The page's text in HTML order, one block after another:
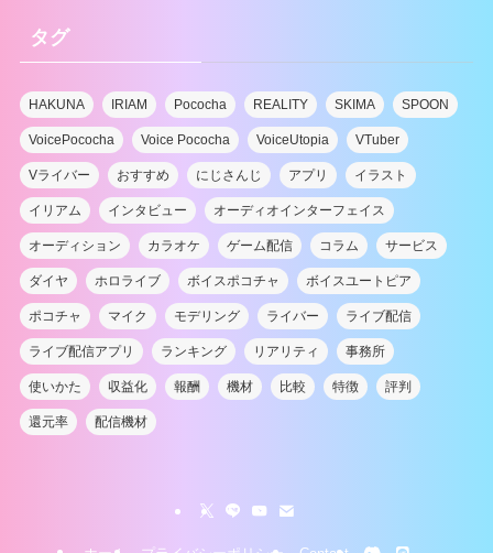
タグ
HAKUNA IRIAM Pococha REALITY SKIMA SPOON
VoicePococha Voice Pococha VoiceUtopia VTuber
Vライバー おすすめ にじさんじ アプリ イラスト
イリアム インタビュー オーディオインターフェイス
オーディション カラオケ ゲーム配信 コラム サービス
ダイヤ ホロライブ ボイスポコチャ ボイスユートピア
ポコチャ マイク モデリング ライバー ライブ配信
ライブ配信アプリ ランキング リアリティ 事務所
使いかた 収益化 報酬 機材 比較 特徴 評判
還元率 配信機材